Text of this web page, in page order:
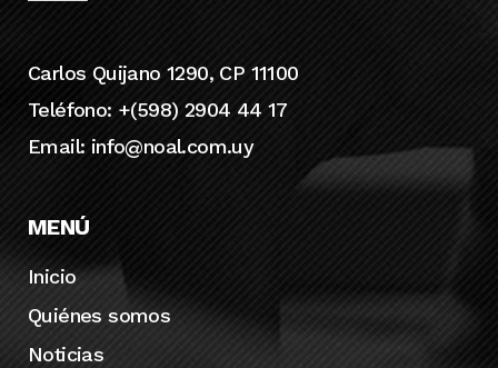
Carlos Quijano 1290, CP 11100
Teléfono: +(598) 2904 44 17
Email: info@noal.com.uy
MENÚ
Inicio
Quiénes somos
Noticias